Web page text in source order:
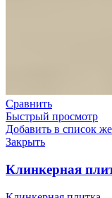
Сравнить
Быстрый просмотр
Добавить в список
Закрыть
Клинкерная